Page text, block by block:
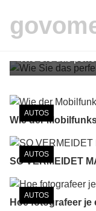
Wie Sie
Ihren
AUTOS
Wie der
AUTOS
SO VERMEIDET
AUTOS
Hoe fotografeer je